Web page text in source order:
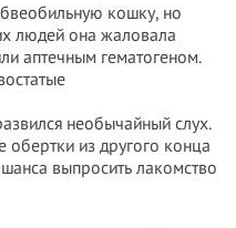
кошку, но
людей она жаловала
аптечным гематогеном.
необычайный слух.
из другого конца
выпросить лакомство